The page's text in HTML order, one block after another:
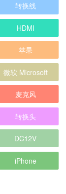
转换线
HDMI
苹果
微软 Microsoft
麦克风
转换头
DC12V
iPhone